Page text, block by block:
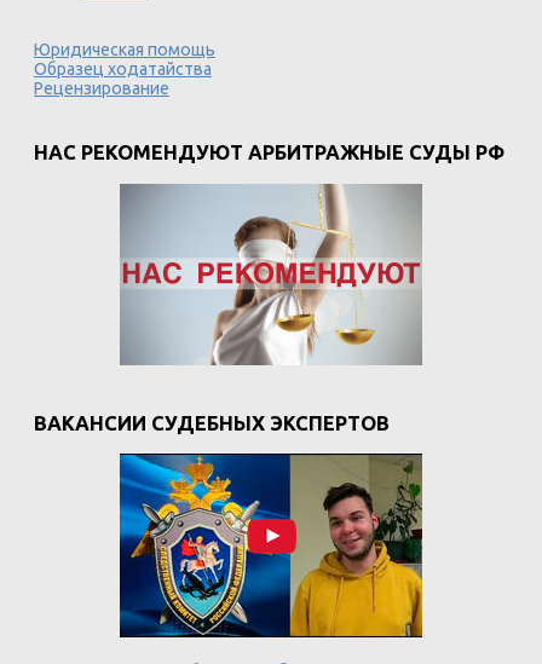
Юридическая помощь
Образец ходатайства
Рецензирование
НАС РЕКОМЕНДУЮТ АРБИТРАЖНЫЕ СУДЫ РФ
ВАКАНСИИ СУДЕБНЫХ ЭКСПЕРТОВ